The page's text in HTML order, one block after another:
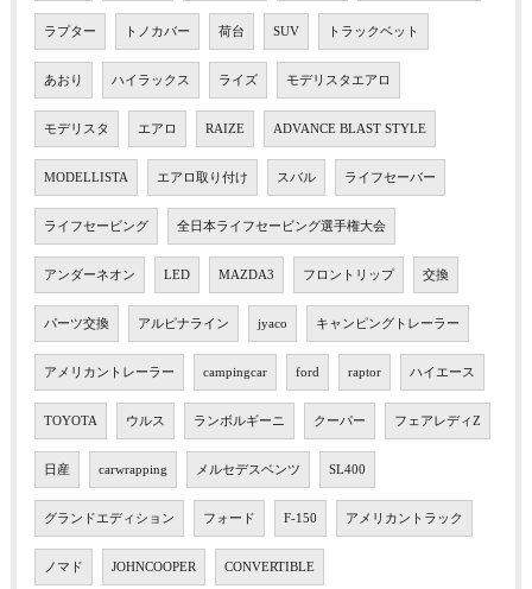
ラプター トノカバー 荷台 SUV トラックベット
あおり ハイラックス ライズ モデリスタエアロ
モデリスタ エアロ RAIZE ADVANCE BLAST STYLE
MODELLISTA エアロ取り付け スバル ライフセーバー
ライフセービング 全日本ライフセービング選手権大会
アンダーネオン LED MAZDA3 フロントリップ 交換
パーツ交換 アルピナライン jyaco キャンピングトレーラー
アメリカントレーラー campingcar ford raptor ハイエース
TOYOTA ウルス ランボルギーニ クーパー フェアレディZ
日産 carwrapping メルセデスベンツ SL400
グランドエディション フォード F-150 アメリカントラック
ノマド JOHNCOOPER CONVERTIBLE